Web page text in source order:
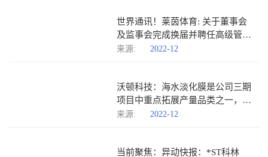
世界通讯！莱茵体育: 关于董事会
及监事会完成换届并聘任高级管理
人员、证券事务代表的公告
来源: 2022-12
沃顿科技：海水淡化膜是公司三期
项目中重点拓展产量品类之一，公
司的海淡膜已在海水淡化领域实现
来源: 2022-12
当前聚焦：异动快报：*ST科林